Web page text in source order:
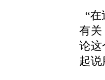
“
有关
论这
起说